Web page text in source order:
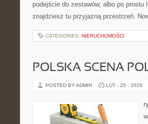
podejście do zestawów, albo po
znajdziesz tu przyjazną przestrzeń.
CATEGORIES: NIERUCHOMOŚCI
POLSKA SCENA
POSTED BY ADMIN LUT - 25 - 2026